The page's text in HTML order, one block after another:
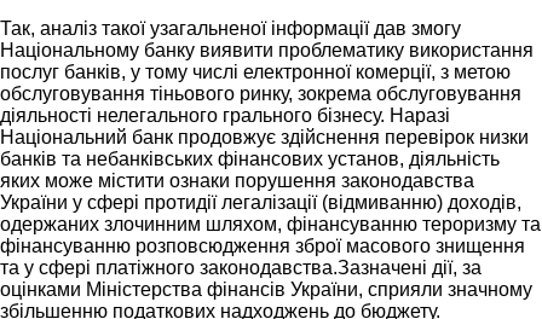
Так, аналіз такої узагальненої інформації дав змогу
Національному банку виявити проблематику використання
послуг банків, у тому числі електронної комерції, з метою
обслуговування тіньового ринку, зокрема обслуговування
діяльності нелегального грального бізнесу. Наразі
Національний банк продовжує здійснення перевірок низки
банків та небанківських фінансових установ, діяльність
яких може містити ознаки порушення законодавства
України у сфері протидії легалізації (відмиванню) доходів,
одержаних злочинним шляхом, фінансуванню тероризму та
фінансуванню розповсюдження зброї масового знищення
та у сфері платіжного законодавства.Зазначені дії, за
оцінками Міністерства фінансів України, сприяли значному
збільшенню податкових надходжень до бюджету.